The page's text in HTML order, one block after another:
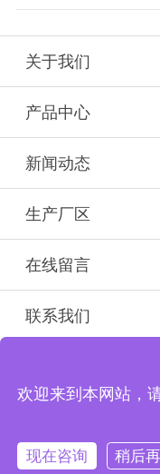
关于我们
产品中心
新闻动态
生产厂区
在线留言
联系我们
Copyright © 1989-
备案号：
欢迎来到本网站，
现在咨询 稍后